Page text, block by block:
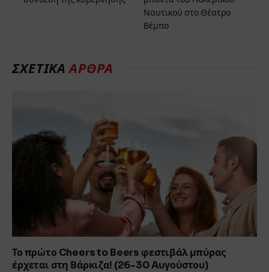
Ναυτικού στο Θέατρο
Βέμπο
ΣΧΕΤΙΚΆΆΡΘΡΑ
Το πρώτο Cheers to Beers φεστιβάλ μπύρας
έρχεται στη Βάρκιζα! (26-30 Aυγούστου)